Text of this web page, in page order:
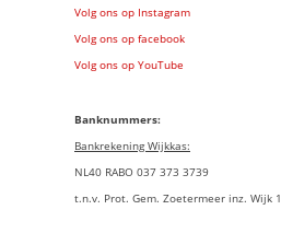
Volg ons op Instagram
Volg ons op facebook
Volg ons op YouTube
Banknummers:
Bankrekening Wijkkas:
NL40 RABO 037 373 3739
t.n.v. Prot. Gem. Zoetermeer inz. Wijk 1